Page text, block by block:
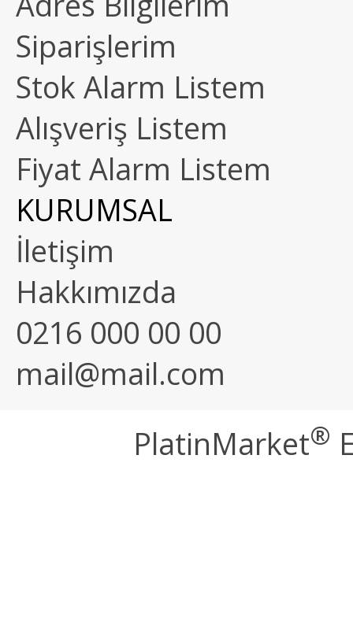
Siparişlerim
Stok Alarm Listem
Alışveriş Listem
Fiyat Alarm Listem
KURUMSAL
İletişim
Hakkımızda
0216 000 00 00
mail@mail.com
PlatinMarket®